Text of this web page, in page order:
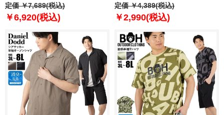
春夏新作 azp260201201t
【fre】
定価 ￥7,689(税込)
￥6,920(税込)
ショートパンツ ハーフパンツ 春
夏新作 azsp-260204 【fre】
定価 ￥4,389(税込)
￥2,990(税込)